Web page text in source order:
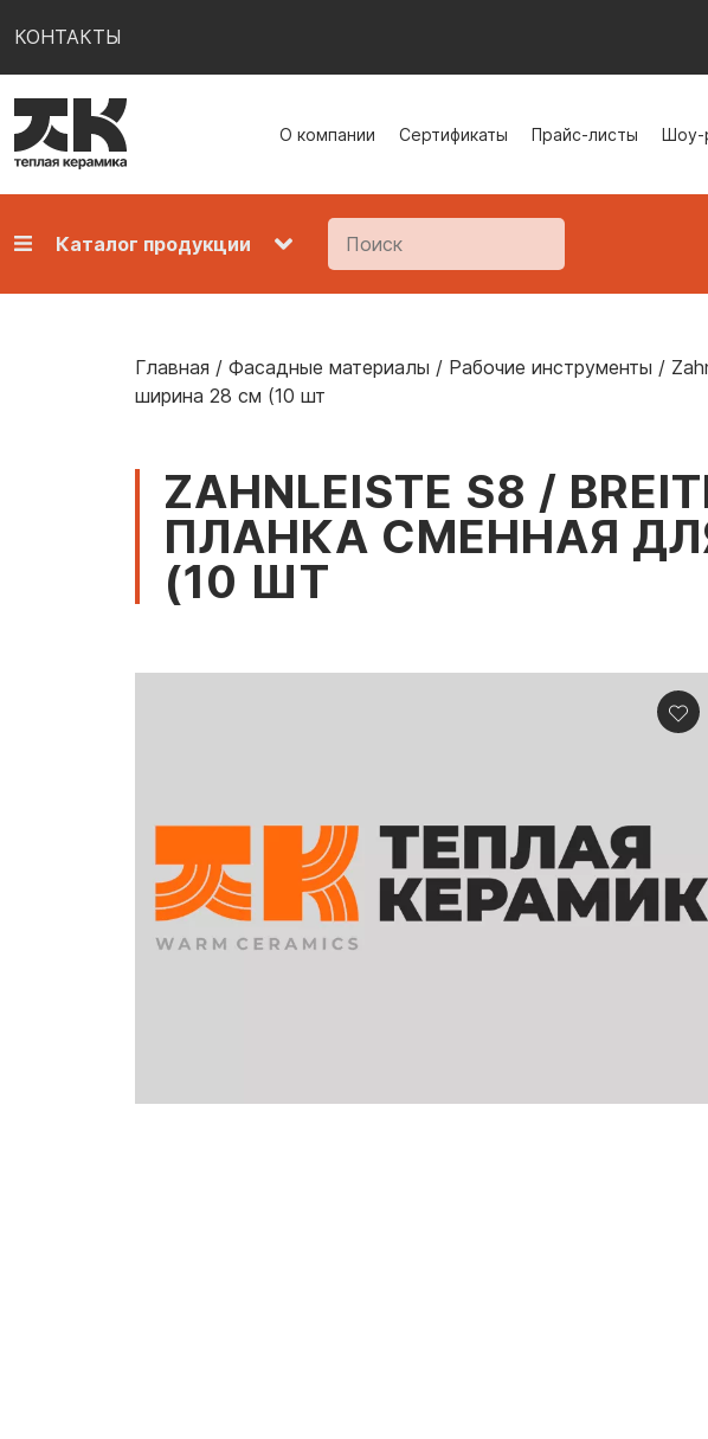
КОНТАКТЫ
О компании Сертификаты Прайс-листы Шоу-
Каталог продукции
Главная / Фасадные материалы / Рабочие инструменты /
ширина 28 см (10 шт
ZAHNLEISTE S8 /
ПЛАНКА СМЕННАЯ
(10 ШТ